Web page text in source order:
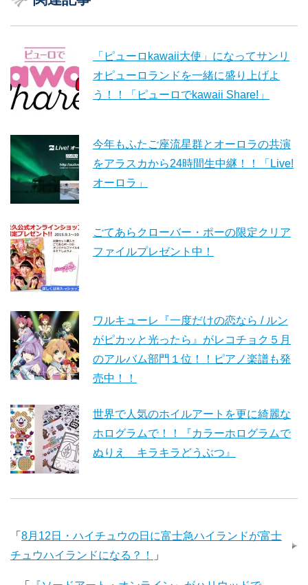
「ピューロkawaii大使」になってサンリ
オピューロランドを一緒に盛り上げよ
う！！「ピューロでkawaii Share!」
今年もふたご座流星群とオーロラの共演
をアラスカから24時間生中継！！「Live!
オーロラ」
ごてあらクローバー・ポーの限定クリア
ファイルプレゼント中！
ワルキューレ『一度だけの恋なら / ルン
がピカッと光ったら』がレコチョク５月
のアルバム部門１位！！ピアノ楽譜も発
売中！！
世界で人気のホイルアートを更に綺麗な
ホログラムで！！『カラーホログラムで
ぬりえ キラキラどうぶつ』
「 8月12日・ハイチュウの日に富士急ハイランドが富士
チュウハイランドになる？！
」